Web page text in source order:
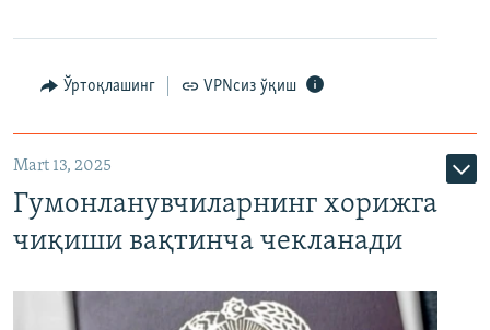
Ўртоқлашинг VPNсиз ўқиш
Mart 13, 2025
Гумонланувчиларнинг хорижга
чиқиши вақтинча чекланади